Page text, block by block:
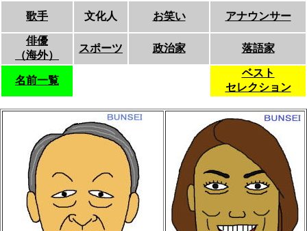
歌手 文化人 お笑い アナウンサー
俳優
（海外）
スポーツ 政治家 落語家
名前一覧
ベスト
セレクション